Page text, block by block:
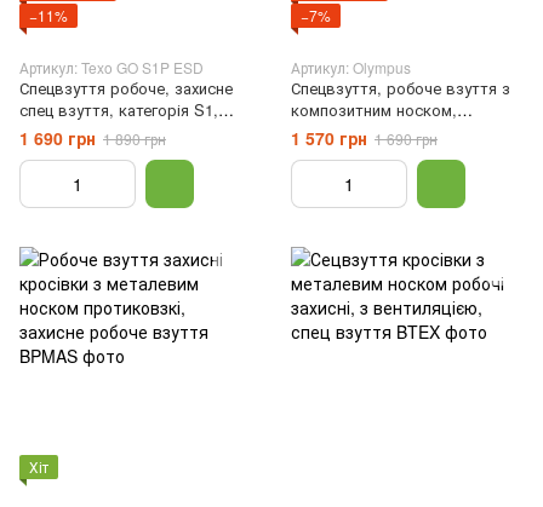
−11%
Артикул: Texo GO S1P ESD
Спецвзуття робоче, захисне
спец взуття, категорія S1,
робоче взуття зі сталевим
носком, Синій, 40
1 690 грн 1 890 грн
−7%
Артикул: Olympus
Спецвзуття, робоче взуття з
композитним носком,
категорія S1P, чоловічі
кросівки, 41
1 570 грн 1 690 грн
Хіт